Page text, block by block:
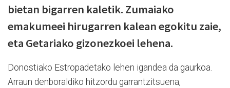
bietan bigarren kaletik. Zumaiako
emakumeei hirugarren kalean egokitu zaie,
eta Getariako gizonezkoei lehena.
Donostiako Estropadetako lehen igandea da gaurkoa.
Arraun denboraldiko hitzordu garrantzitsuena,